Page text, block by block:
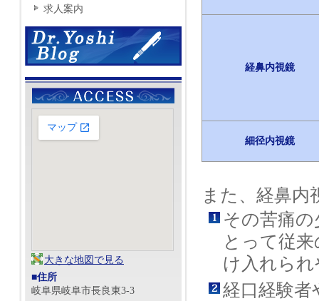
経鼻内視鏡
細径内視鏡
また、経鼻内
その苦痛
とって従
け入れら
経口経験者
求人案内
大きな地図で見る
■住所
岐阜県岐阜市長良東3-3